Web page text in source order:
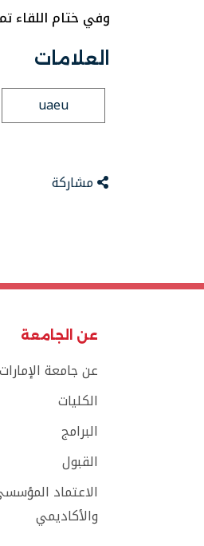
وفي ختام اللقاء
العلامات
uaeu
مشاركة
عن الجامعة
عن جامعة الإمارات
الكليات
البرامج
القبول
الاعتماد
والأكاديمي